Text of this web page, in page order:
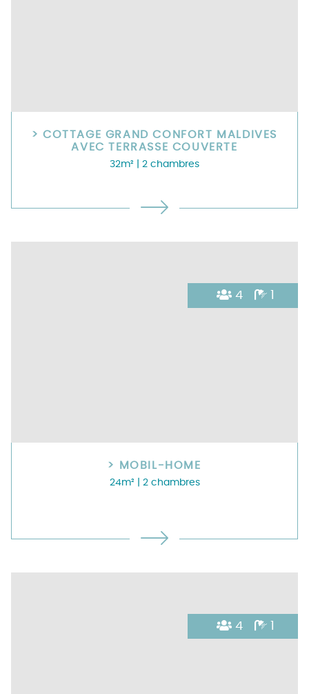
> COTTAGE GRAND CONFORT MALDIVES
AVEC TERRASSE COUVERTE
32m² | 2 chambres
4 1
> MOBIL-HOME
24m² | 2 chambres
4 1